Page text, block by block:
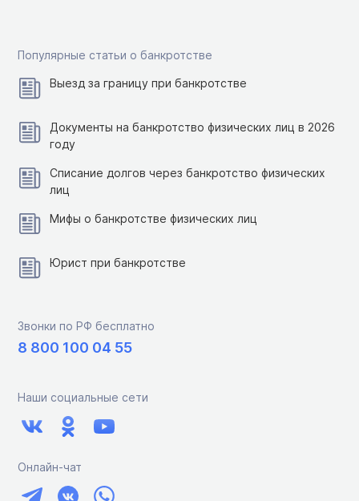
Популярные статьи о банкротстве
Выезд за границу при банкротстве
Документы на банкротство физических лиц в 2026
году
Списание долгов через банкротство физических
лиц
Мифы о банкротстве физических лиц
Юрист при банкротстве
Звонки по РФ бесплатно
8 800 100 04 55
Наши социальные сети
Онлайн-чат